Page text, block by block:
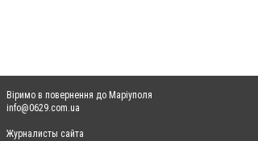
Віримо в повернення до Маріуполя
info@0629.com.ua
Журналисты сайта